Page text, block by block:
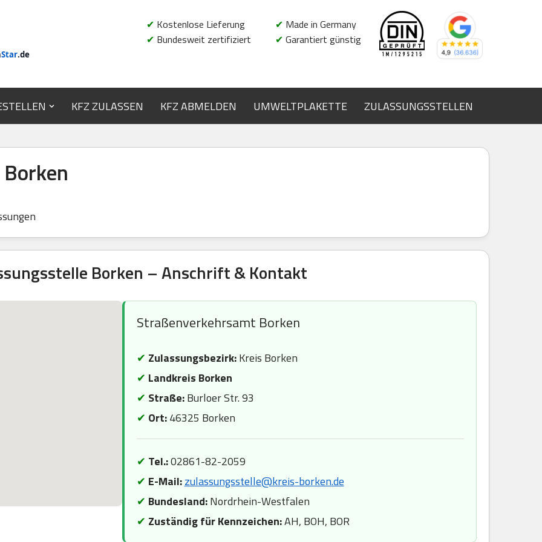
Star.de
✔ Kostenlose Lieferung
✔ Bundesweit zertifiziert
✔ Made in Germany
✔ Garantiert günstig
KFZ ZULASSEN KFZ ABMELDEN UMWELTPLAKETTE ZULASSUNGSSTELLEN
Borken – Anschrift & Kontakt
Straßenverkehrsamt Borken
✔ Zulassungsbezirk:Kreis Borken
✔ Landkreis Borken
✔ Straße:Burloer Str. 93
✔ Ort:46325 Borken
✔ Tel.:02861-82-2059
✔ E-Mail: zulassungsstelle@kreis-borken.de
✔ Bundesland:Nordrhein-Westfalen
✔ Zuständig für Kennzeichen:AH, BOH, BOR